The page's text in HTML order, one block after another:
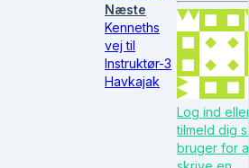
Næste
Kenneths
vej til
Instruktør-3
Havkajak
Log ind
tilmeld dig
bruger for